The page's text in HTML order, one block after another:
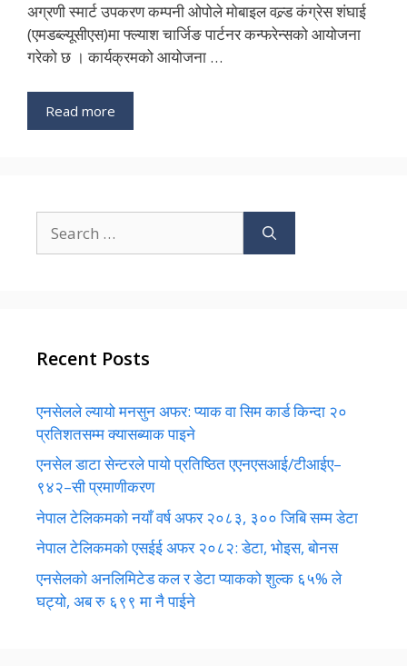
अग्रणी स्मार्ट उपकरण कम्पनी ओपोले मोबाइल वल्र्ड कंग्रेस शंघाई
(एमडब्ल्यूसीएस)मा फ्ल्याश चार्जिङ पार्टनर कन्फरेन्सको आयोजना
गरेको छ । कार्यक्रमको आयोजना …
Read more
for:
Recent Posts
एनसेलले ल्यायो मनसुन अफर: प्याक वा सिम कार्ड किन्दा २०
प्रतिशतसम्म क्यासब्याक पाइने
एनसेल डाटा सेन्टरले पायो प्रतिष्ठित एएनएसआई/टीआईए–
९४२–सी प्रमाणीकरण
नेपाल टेलिकमको नयाँ वर्ष अफर २०८३, ३०० जिबि सम्म डेटा
नेपाल टेलिकमको एसईई अफर २०८२: डेटा, भोइस, बोनस
एनसेलको अनलिमिटेड कल र डेटा प्याकको शुल्क ६५% ले
घट्यो, अब रु ६९९ मा नै पाईने